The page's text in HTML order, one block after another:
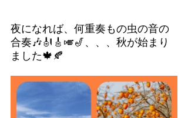
夜になれば、何重奏もの虫の音の
合奏🎶🎻🎸🎺🎷、、、秋が始まり
ました🍁🍂